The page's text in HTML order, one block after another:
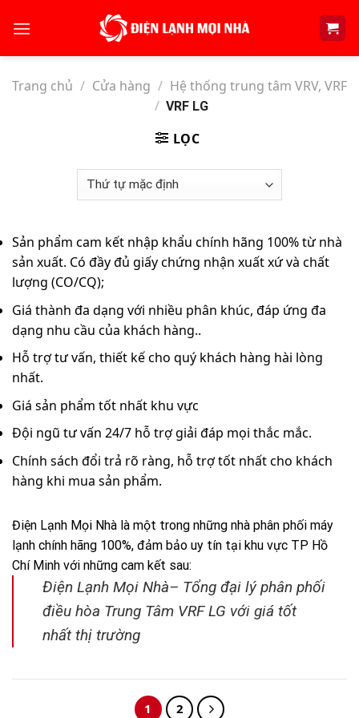
Trang chủ / Cửa hàng / Hệ thống trung tâm VRV, VRF
/ VRF LG
LỌC
1 2
Điện Lạnh Mọi Nhà– Tổng đại lý phân phối
điều hòa Trung Tâm VRF LG với giá tốt
nhất thị trường
Điện Lạnh Mọi Nhà là một trong những nhà phân phối máy
lạnh chính hãng 100%, đảm bảo uy tín tại khu vực TP Hồ
Chí Minh với những cam kết sau:
Sản phẩm cam kết nhập khẩu chính hãng 100% từ nhà
sản xuất. Có đầy đủ giấy chứng nhận xuất xứ và chất
lượng (CO/CQ);
Giá thành đa dạng với nhiều phân khúc, đáp ứng đa
dạng nhu cầu của khách hàng..
Hỗ trợ tư vấn, thiết kế cho quý khách hàng hài lòng
nhất.
Giá sản phẩm tốt nhất khu vực
Đội ngũ tư vấn 24/7 hỗ trợ giải đáp mọi thắc mắc.
Chính sách đổi trả rõ ràng, hỗ trợ tốt nhất cho khách
hàng khi mua sản phẩm.